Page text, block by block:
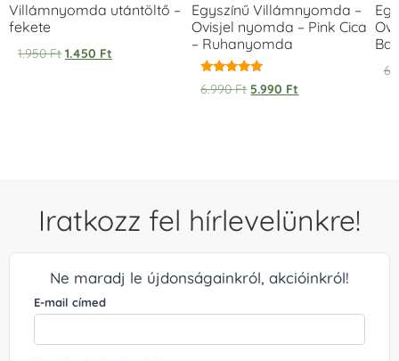
Villámnyomda utántöltő –
fekete
1.950Ft 1.450 Ft
Egyszínű Villámnyomda –
Ovisjel nyomda – Pink Cica
– Ruhanyomda
Értékelés:
5.00
6.990Ft 5.990 Ft
Iratkozz fel hírlevelünkre!
Ne maradj le újdonságainkról, akcióinkról!
E-mail címed